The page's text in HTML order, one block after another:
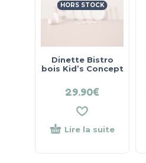
HORS STOCK
Dinette Bistro
bois Kid’s Concept
29.90€
Lire la suite